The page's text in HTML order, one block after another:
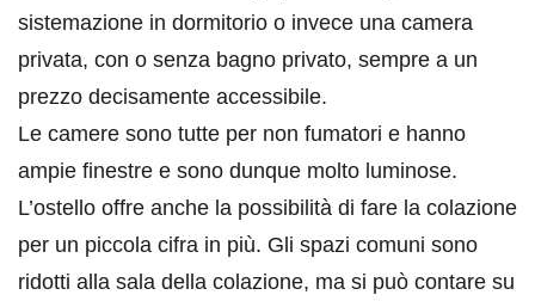
sistemazione in dormitorio o invece una camera
privata, con o senza bagno privato, sempre a un
prezzo decisamente accessibile.
Le camere sono tutte per non fumatori e hanno
ampie finestre e sono dunque molto luminose.
L’ostello offre anche la possibilità di fare la colazione
per un piccola cifra in più. Gli spazi comuni sono
ridotti alla sala della colazione, ma si può contare su